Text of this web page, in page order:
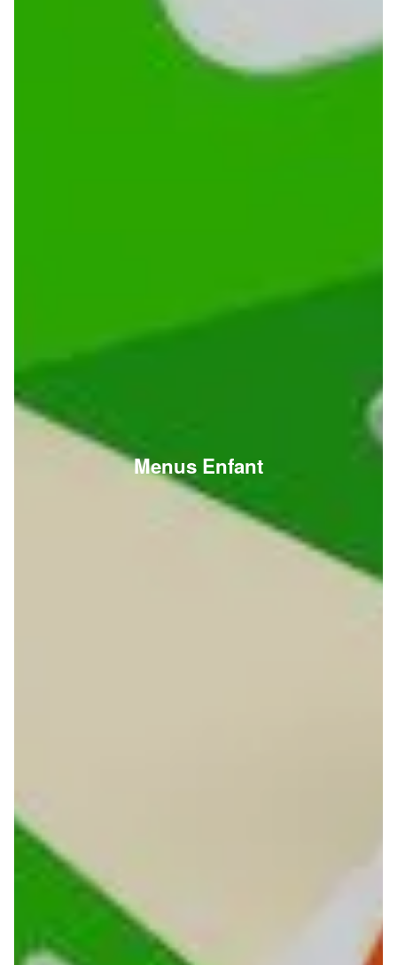
Menus Enfant